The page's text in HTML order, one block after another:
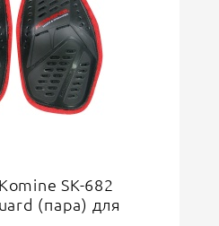
SK-682
(пара) для